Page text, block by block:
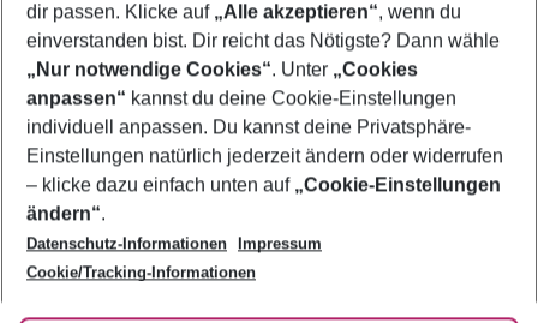
Footer
Footer navigation
Über uns
AGB
Bestpreisgarantie
Cookie-Einstellungen ändern
Cookie-Richtlinie
Agenturbetreuung
Barrierefreies Reisen
Folge uns
dir passen. Klicke auf „Alle akzeptieren“, wenn du
einverstanden bist. Dir reicht das Nötigste? Dann wähle
„Nur notwendige Cookies“. Unter „Cookies
anpassen“ kannst du deine Cookie-Einstellungen
individuell anpassen. Du kannst deine Privatsphäre-
Einstellungen natürlich jederzeit ändern oder widerrufen
– klicke dazu einfach unten auf „Cookie-Einstellungen
ändern“.
Datenschutz-Informationen
Impressum
Cookie/Tracking-Informationen